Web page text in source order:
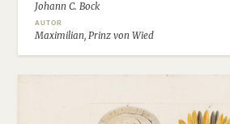
Johann C. Bock
AUTOR
Maximilian, Prinz von Wied